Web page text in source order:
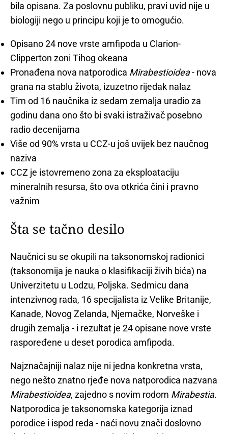
bila opisana. Za poslovnu publiku, pravi uvid nije u
biologiji nego u principu koji je to omogućio.
Opisano 24 nove vrste amfipoda u Clarion-
Clipperton zoni Tihog okeana
Pronađena nova natporodica Mirabestioidea- nova
grana na stablu života, izuzetno rijedak nalaz
Tim od 16 naučnika iz sedam zemalja uradio za
godinu dana ono što bi svaki istraživač posebno
radio decenijama
Više od 90% vrsta u CCZ-u još uvijek bez naučnog
naziva
CCZ je istovremeno zona za eksploataciju
mineralnih resursa, što ova otkrića čini i pravno
važnim
Šta se tačno desilo
Naučnici su se okupili na taksonomskoj radionici
(taksonomija je nauka o klasifikaciji živih bića) na
Univerzitetu u Lodzu, Poljska. Sedmicu dana
intenzivnog rada, 16 specijalista iz Velike Britanije,
Kanade, Novog Zelanda, Njemačke, Norveške i
drugih zemalja - i rezultat je 24 opisane nove vrste
raspoređene u deset porodica amfipoda.
Najznačajniji nalaz nije ni jedna konkretna vrsta,
nego nešto znatno rjeđe nova natporodica nazvana
Mirabestioidea, zajedno s novim rodom Mirabestia.
Natporodica je taksonomska kategorija iznad
porodice i ispod reda - naći novu znači doslovno